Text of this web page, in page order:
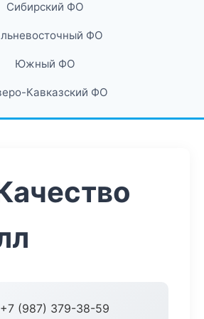
Сибирский ФО
ФО
Южный ФО
Кавказский ФО
+7 (987) 379-38-59